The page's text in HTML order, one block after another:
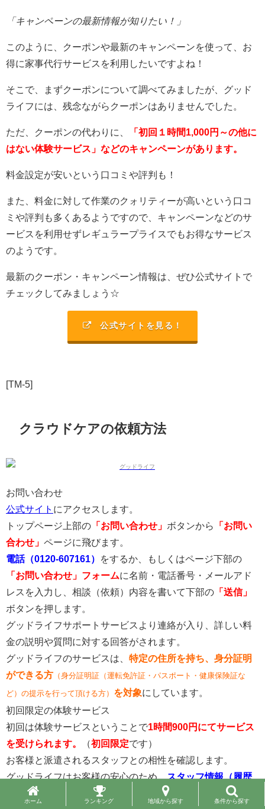
「キャンペーンの最新情報が知りたい！」
このように、クーポンや最新のキャンペーンを使って、お
得に家事代行サービスを利用したいですよね！
そこで、まずクーポンについて調べてみましたが、グッド
ライフには、残念ながらクーポンはありませんでした。
ただ、クーポンの代わりに、
「初回１時間1,000円～の他に
はない体験サービス」などのキャンペーンがあります。
料金設定が安いという口コミや評判も！
また、料金に対して作業のクォリティーが高いという口コ
ミや評判も多くあるようですので、キャンペーンなどのサ
ービスを利用せずレギュラープライスでもお得なサービス
のようです。
最新のクーポン・キャンペーン情報は、ぜひ公式サイトで
チェックしてみましょう☆
公式サイトを見る！
[TM-5]
クラウドケアの依頼方法
お問い合わせ
公式サイト にアクセスします。
トップページ上部の 「お問い合わせ」 ボタンから
「お問い
合わせ」 ページに飛びます。
電話（0120-607161）
をするか、もしくはページ下部の
「お問い合わせ」フォームに名前・電話番号・メールアド
レスを入力し、相談（依頼）内容を書いて下部の 「送信」
ボタンを押します。
グッドライフサポートサービスより連絡が入り、詳しい料
金の説明や質問に対する回答がされます。
グッドライフのサービスは、 特定の住所を持ち、身分証明
ができる方 （身分証明証（運転免許証・パスポート・健康保険証な
ど）の提示を行って頂ける方） を対象にしています。
初回限定の体験サービス
初回は体験サービスということで1時間900円にてサービス
を受けられます。
（初回限定です）
お客様と派遣されるスタッフとの相性を確認します。
グッドライフはお客様の安心のため、スタッフ情報（履歴
書内容）の開示
をしており、
訪問スタッフには必ず身元保